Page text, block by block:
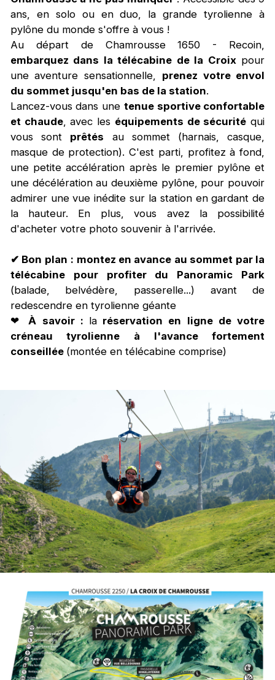
ans, en solo ou en duo, la grande tyrolienne à
pylône du monde s'offre à vous !
Au départ de Chamrousse 1650 - Recoin,
embarquez dans la télécabine de la Croixpour
une aventure sensationnelle, prenez votre envol
du sommet jusqu'en bas de la station.
Lancez-vous dans une tenue sportive confortable
et chaude, avec les équipements de sécurité qui
vous sont prêtés au sommet (harnais, casque,
masque de protection). C'est parti, profitez à fond,
une petite accélération après le premier pylône et
une décélération au deuxième pylône, pour pouvoir
admirer une vue inédite sur la station en gardant de
la hauteur. En plus, vous avez la possibilité
d'acheter votre photo souvenir à l'arrivée.
✔ Bon plan : montez en avance au sommet par la
télécabine pour profiter du Panoramic Park
(balade, belvédère, passerelle...) avant de
redescendre en tyrolienne géante
❤ À savoir : la réservation en ligne de votre
créneau tyrolienne à l'avance fortement
conseillée (montée en télécabine comprise)